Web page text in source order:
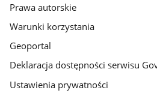
Prawa autorskie
Warunki korzystania
Geoportal
Deklaracja dostępności serwisu
Ustawienia prywatności